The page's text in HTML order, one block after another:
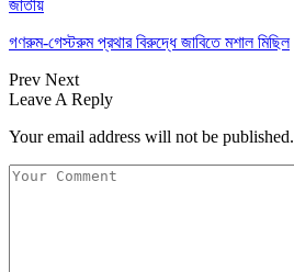
জাতীয়
গণরুম-গেস্টরুম প্রথার বিরুদ্ধে জাবিতে মশাল মিছিল
Prev Next
Leave A Reply
Your email address will not be published.